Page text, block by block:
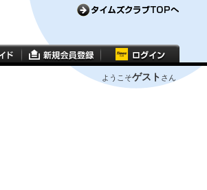
ようこそゲスト さん